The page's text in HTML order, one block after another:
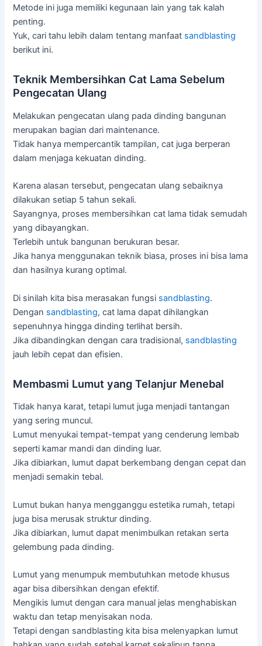
Metode ini juga memiliki kegunaan lain yang tak kalah
penting.
Yuk, cari tahu lebih dalam tentang manfaat sandblasting
berikut ini.
Teknik Membersihkan Cat Lama Sebelum
Pengecatan Ulang
Melakukan pengecatan ulang pada dinding bangunan
merupakan bagian dari maintenance.
Tidak hanya mempercantik tampilan, cat juga berperan
dalam menjaga kekuatan dinding.
Karena alasan tersebut, pengecatan ulang sebaiknya
dilakukan setiap 5 tahun sekali.
Sayangnya, proses membersihkan cat lama tidak semudah
yang dibayangkan.
Terlebih untuk bangunan berukuran besar.
Jika hanya menggunakan teknik biasa, proses ini bisa lama
dan hasilnya kurang optimal.
Di sinilah kita bisa merasakan fungsi sandblasting.
Dengan sandblasting, cat lama dapat dihilangkan
sepenuhnya hingga dinding terlihat bersih.
Jika dibandingkan dengan cara tradisional, sandblasting
jauh lebih cepat dan efisien.
Membasmi Lumut yang Telanjur Menebal
Tidak hanya karat, tetapi lumut juga menjadi tantangan
yang sering muncul.
Lumut menyukai tempat-tempat yang cenderung lembab
seperti kamar mandi dan dinding luar.
Jika dibiarkan, lumut dapat berkembang dengan cepat dan
menjadi semakin tebal.
Lumut bukan hanya mengganggu estetika rumah, tetapi
juga bisa merusak struktur dinding.
Jika dibiarkan, lumut dapat menimbulkan retakan serta
gelembung pada dinding.
Lumut yang menumpuk membutuhkan metode khusus
agar bisa dibersihkan dengan efektif.
Mengikis lumut dengan cara manual jelas menghabiskan
waktu dan tetap menyisakan noda.
Tetapi dengan sandblasting kita bisa melenyapkan lumut